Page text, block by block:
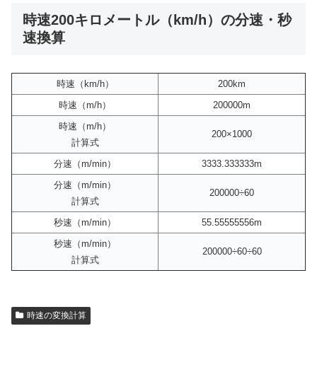
時速200キロメートル（km/h）の分速・秒
速換算
時速（km/h）
200km
時速（m/h）
200000m
時速（m/h）
計算式
200×1000
分速（m/min）
3333.333333m
分速（m/min）
計算式
200000÷60
秒速（m/min）
55.55555556m
秒速（m/min）
計算式
200000÷60÷60
時速の変換計算